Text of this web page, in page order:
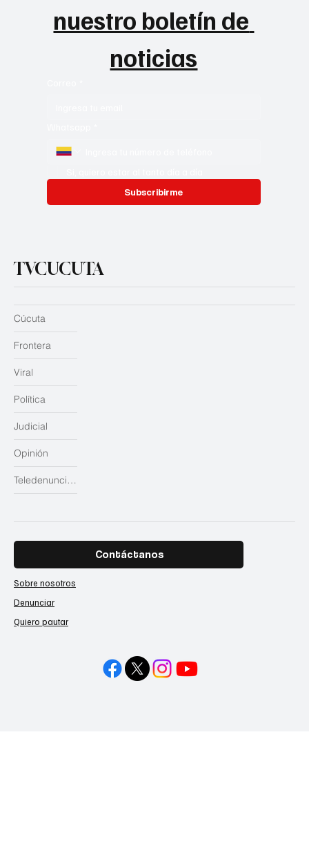
nuestro boletín de
noticias
Subscribirme
TVCUCUTA
Judicial
Opinión
Teledenuncias
Cúcuta
Frontera
Viral
Política
Contáctanos
Sobre nosotros
Denunciar
Quiero pautar